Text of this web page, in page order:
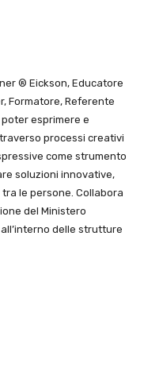
® Eickson, Educatore
Formatore, Referente
poter esprimere e
processi creativi
come strumento
soluzioni innovative,
le persone. Collabora
del Ministero
delle strutture